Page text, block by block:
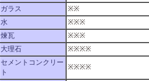
ガラス
※※
水
※※※
煉瓦
※※※
大理石
※※※※
セメントコンクリー
ト
※※※※